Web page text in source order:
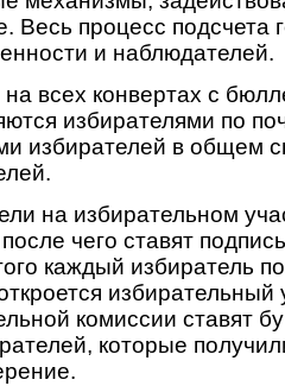
Весь процесс подсчета
и наблюдателей.
всех конвертах с
избирателями по
избирателей в общем
на избирательном
чего ставят
каждый избиратель
комиссии ставят
которые